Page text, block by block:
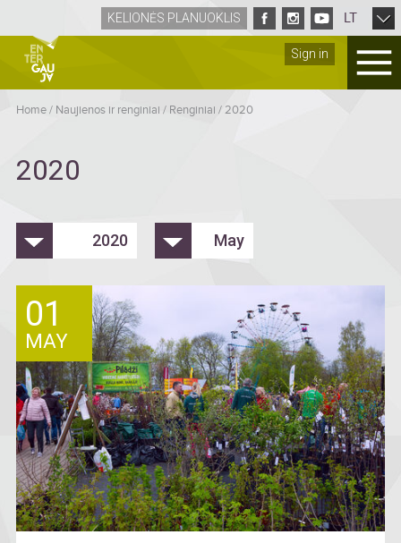
Sign in
KELIONĖS PLANUOKLIS LT
Home/ Naujienos ir renginiai / Renginiai /2020
2020
2020 May
01
MAY